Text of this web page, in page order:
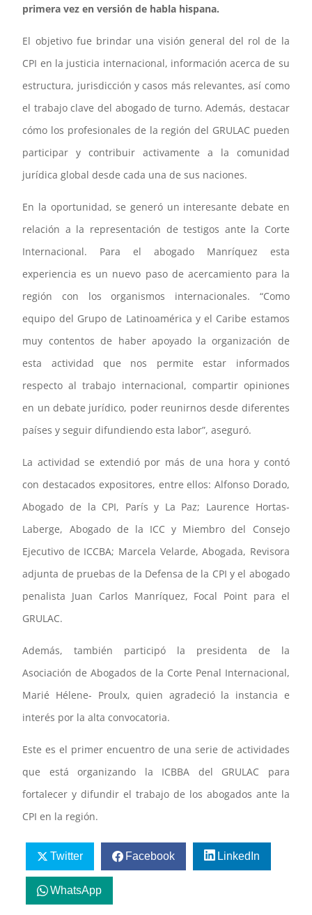
primera vez en versión de habla hispana.
El objetivo fue brindar una visión general del rol de la
CPI en la justicia internacional, información acerca de su
estructura, jurisdicción y casos más relevantes, así como
el trabajo clave del abogado de turno. Además, destacar
cómo los profesionales de la región del GRULAC pueden
participar y contribuir activamente a la comunidad
jurídica global desde cada una de sus naciones.
En la oportunidad, se generó un interesante debate en
relación a la representación de testigos ante la Corte
Internacional. Para el abogado Manríquez esta
experiencia es un nuevo paso de acercamiento para la
región con los organismos internacionales. “Como
equipo del Grupo de Latinoamérica y el Caribe estamos
muy contentos de haber apoyado la organización de
esta actividad que nos permite estar informados
respecto al trabajo internacional, compartir opiniones
en un debate jurídico, poder reunirnos desde diferentes
países y seguir difundiendo esta labor”, aseguró.
La actividad se extendió por más de una hora y contó
con destacados expositores, entre ellos: Alfonso Dorado,
Abogado de la CPI, París y La Paz; Laurence Hortas-
Laberge, Abogado de la ICC y Miembro del Consejo
Ejecutivo de ICCBA; Marcela Velarde, Abogada, Revisora
adjunta de pruebas de la Defensa de la CPI y el abogado
penalista Juan Carlos Manríquez, Focal Point para el
GRULAC.
Además, también participó la presidenta de la
Asociación de Abogados de la Corte Penal Internacional,
Marié Hélene- Proulx, quien agradeció la instancia e
interés por la alta convocatoria.
Este es el primer encuentro de una serie de actividades
que está organizando la ICBBA del GRULAC para
fortalecer y difundir el trabajo de los abogados ante la
CPI en la región.
Twitter Facebook LinkedIn
WhatsApp